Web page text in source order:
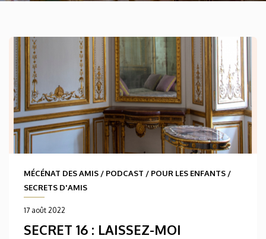
MÉCÉNAT DES AMIS / PODCAST / POUR LES ENFANTS /
SECRETS D'AMIS
17 août 2022
SECRET 16 : LAISSEZ-MOI